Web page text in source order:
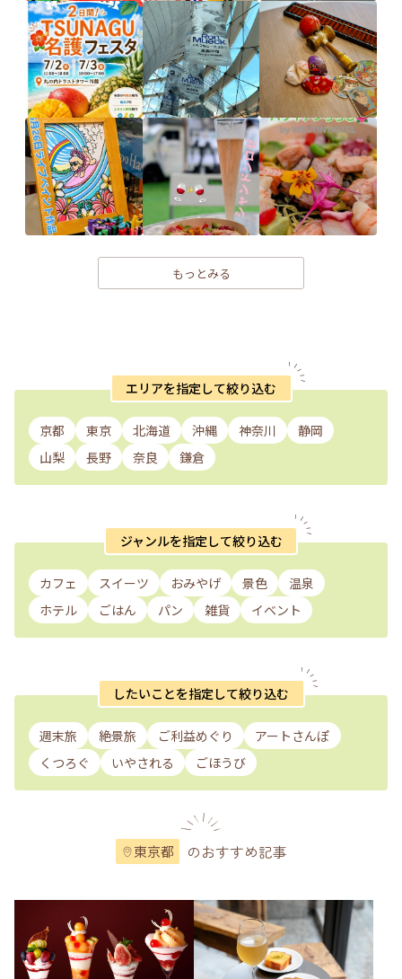
もっとみる
エリアを指定して絞り込む
京都 東京 北海道 沖縄 神奈川
静岡
山梨
長野 奈良 鎌倉
ジャンルを指定して絞り込む
カフェ スイーツ おみやげ 景色
温泉
ホテル
ごはん パン 雑貨 イベント
したいことを指定して絞り込む
週末旅 絶景旅 ご利益めぐり
アートさんぽ
くつろぐ
いやされる ごほうび
東京都 のおすすめ記事